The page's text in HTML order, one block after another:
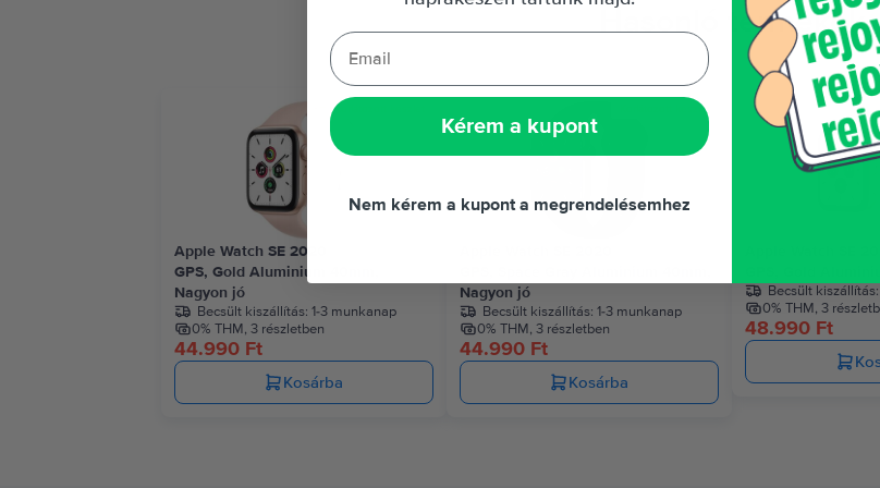
Hasonló termékek
Korlátozott készlet
Apple Watch SE 2020
GPS, Gold Aluminium 40mm,
Nagyon jó
Becsült kiszállítás: 1-3 munkanap
0% THM, 3 részletben
44.990 Ft
Kosárba
Korlátozott készlet
Nagyon jó
Becsült kiszállítás: 1-3 munkanap
0% THM, 3 részletben
44.990 Ft
Kosárba
GPS, Gold
Becsült kiszállítás:
0% THM, 3
48.990 Ft
Kérem a kupont
Nem kérem a kupont a megrendelésemhez